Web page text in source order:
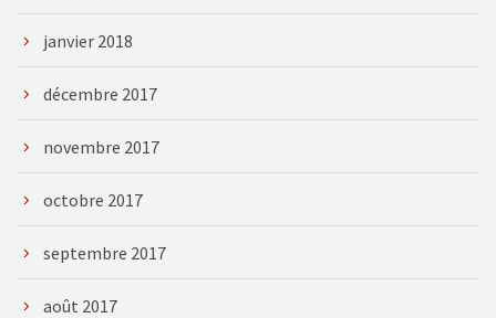
janvier 2018
décembre 2017
novembre 2017
octobre 2017
septembre 2017
août 2017